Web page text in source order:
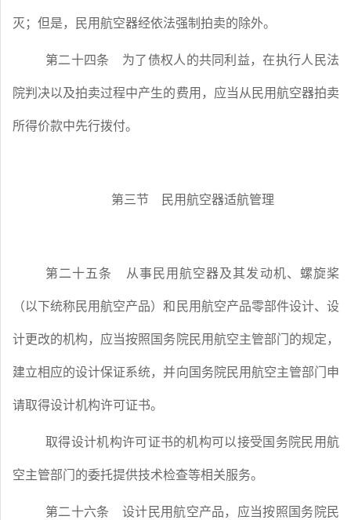
灭；但是，民用航空器经依法强制拍卖的除外。
第二十四条 为了债权人的共同利益，在执行人民法
院判决以及拍卖过程中产生的费用，应当从民用航空器拍卖
所得价款中先行拨付。
第三节 民用航空器适航管理
第二十五条 从事民用航空器及其发动机、螺旋桨
（以下统称民用航空产品）和民用航空产品零部件设计、设
计更改的机构，应当按照国务院民用航空主管部门的规定，
建立相应的设计保证系统，并向国务院民用航空主管部门申
请取得设计机构许可证书。
取得设计机构许可证书的机构可以接受国务院民用航
空主管部门的委托提供技术检查等相关服务。
第二十六条 设计民用航空产品，应当按照国务院民